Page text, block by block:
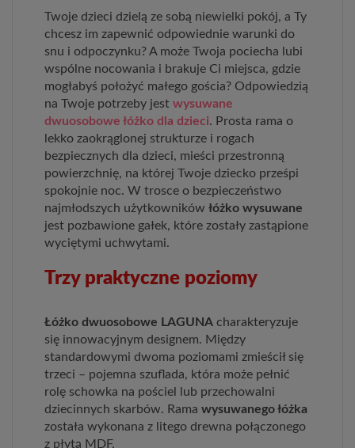
Twoje dzieci dzielą ze sobą niewielki pokój, a Ty
chcesz im zapewnić odpowiednie warunki do
snu i odpoczynku? A może Twoja pociecha lubi
wspólne nocowania i brakuje Ci miejsca, gdzie
mogłabyś położyć małego gościa? Odpowiedzią
na Twoje potrzeby jest wysuwane
dwuosobowe łóżko dla dzieci. Prosta rama o
lekko zaokrąglonej strukturze i rogach
bezpiecznych dla dzieci, mieści przestronną
powierzchnię, na której Twoje dziecko prześpi
spokojnie noc. W trosce o bezpieczeństwo
najmłodszych użytkowników łóżko wysuwane
jest pozbawione gałek, które zostały zastąpione
wyciętymi uchwytami.
Trzy praktyczne poziomy
Łóżko dwuosobowe LAGUNA charakteryzuje
się innowacyjnym designem. Między
standardowymi dwoma poziomami zmieścił się
trzeci – pojemna szuflada, która może pełnić
rolę schowka na pościel lub przechowalni
dziecinnych skarbów. Rama wysuwanego łóżka
została wykonana z litego drewna połączonego
z płytą MDF.